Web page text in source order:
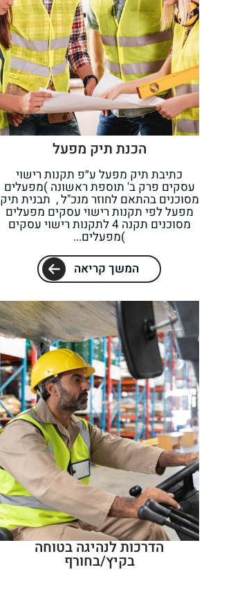
הכנת תיק מפעל
כתיבת תיק מפעל ע״פ תקנות רישוי
עסקים פרק ב' תוספת ראשונה )מפעלים
מסוכנים בהתאם לחוזר מנכ"ל , תבנית תיק
מפעל לפי תקנות רישוי עסקים מפעלים
מסוכנים תקנה 4 לתקנות רישוי עסקים
)מפעלים...
המשך קריאה
הדרכות לנהיגה בטוחה
בקיץ/בחורף